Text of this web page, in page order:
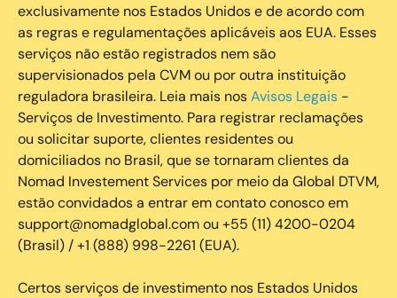
exclusivamente nos Estados Unidos e de acordo com
as regras e regulamentações aplicáveis aos EUA. Esses
serviços não estão registrados nem são
supervisionados pela CVM ou por outra instituição
reguladora brasileira. Leia mais nosAvisos Legais -
Serviços de Investimento. Para registrar reclamações
ou solicitar suporte, clientes residentes ou
domiciliados no Brasil, que se tornaram clientes da
Nomad Investement Services por meio da Global DTVM,
estão convidados a entrar em contato conosco em
support@nomadglobal.com ou +55 (11) 4200-0204
(Brasil) / +1 (888) 998-2261 (EUA).
Certos serviços de investimento nos Estados Unidos